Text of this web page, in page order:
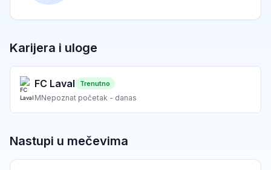
Karijera i uloge
FC Laval Trenutno
MNepoznat početak - danas
Nastupi u mečevima